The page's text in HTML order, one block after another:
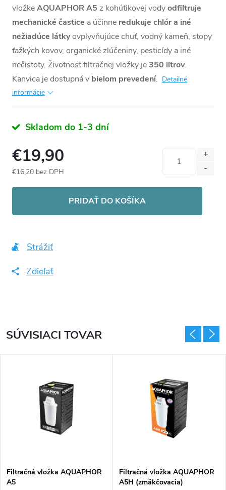
vložkeAQUAPHOR A5 z kohútikovej vodyodfiltruje
mechanické častice a účinne redukuje chlór a iné
nežiadúce látkyovplyvňujúce chuť, vodný kameň, stopy
ťažkých kovov, organické zlúčeniny, pesticídy a iné
nečistoty. Životnosť filtračnej vložky je350 litrov.
Kanvica je dostupná v bielom prevedení. Detailné
informácie
Skladom do 1-3 dní
€19,90
€16,20 bez DPH
PRIDAŤ DO KOŠÍKA
Strážiť
Zdieľať
SÚVISIACI TOVAR
Filtračná vložka AQUAPHOR
A5
Filtračná vložka AQUAPHOR
A5H (zmäkčovacia)